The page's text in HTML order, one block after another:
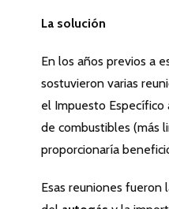
La solución
En los años previos a
sostuvieron varias
el Impuesto
de combustibles (más
proporcionaría
Esas reuniones fueron